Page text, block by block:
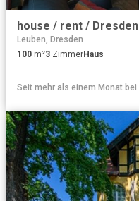
house / rent / Dresden
Leuben, Dresden
100 m²3 ZimmerHaus
Seit mehr als einem Monat bei